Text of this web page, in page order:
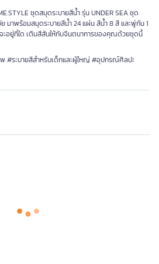
ชุดสมุดระบายสีน้ำ รุ่น UNDER SEA ชุด
มาพร้อมสมุดระบายสีน้ำ 24 แผ่น สีน้ำ 8 สี และพู่กัน 1
จะอยู่ที่ใด เติมสีสันให้กับจินตนาการของคุณด้วยชุดนี้
#ระบายสีสำหรับเด็กและผู้ใหญ่ #อุปกรณ์ศิลปะ